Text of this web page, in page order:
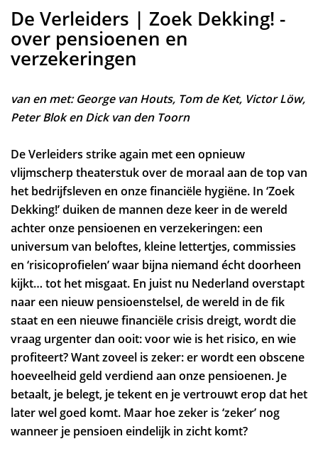
De Verleiders | Zoek Dekking! -
over pensioenen en
verzekeringen
van en met: George van Houts, Tom de Ket, Victor Löw,
Peter Blok en Dick van den Toorn
De Verleiders strike again met een opnieuw
vlijmscherp theaterstuk over de moraal aan de top van
het bedrijfsleven en onze financiële hygiëne. In ‘Zoek
Dekking!’ duiken de mannen deze keer in de wereld
achter onze pensioenen en verzekeringen: een
universum van beloftes, kleine lettertjes, commissies
en ‘risicoprofielen’ waar bijna niemand écht doorheen
kijkt… tot het misgaat. En juist nu Nederland overstapt
naar een nieuw pensioenstelsel, de wereld in de fik
staat en een nieuwe financiële crisis dreigt, wordt die
vraag urgenter dan ooit: voor wie is het risico, en wie
profiteert? Want zoveel is zeker: er wordt een obscene
hoeveelheid geld verdiend aan onze pensioenen. Je
betaalt, je belegt, je tekent en je vertrouwt erop dat het
later wel goed komt. Maar hoe zeker is ‘zeker’ nog
wanneer je pensioen eindelijk in zicht komt?